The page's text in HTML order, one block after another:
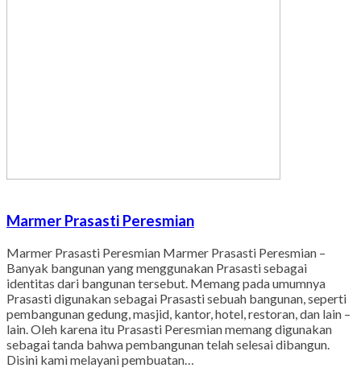
Marmer Prasasti Peresmian
Marmer Prasasti Peresmian Marmer Prasasti Peresmian –
Banyak bangunan yang menggunakan Prasasti sebagai
identitas dari bangunan tersebut. Memang pada umumnya
Prasasti digunakan sebagai Prasasti sebuah bangunan, seperti
pembangunan gedung, masjid, kantor, hotel, restoran, dan lain –
lain. Oleh karena itu Prasasti Peresmian memang digunakan
sebagai tanda bahwa pembangunan telah selesai dibangun.
Disini kami melayani pembuatan…